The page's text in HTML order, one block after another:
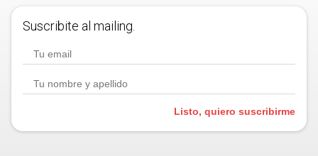
Suscribite al mailing.
Listo, quiero suscribirme